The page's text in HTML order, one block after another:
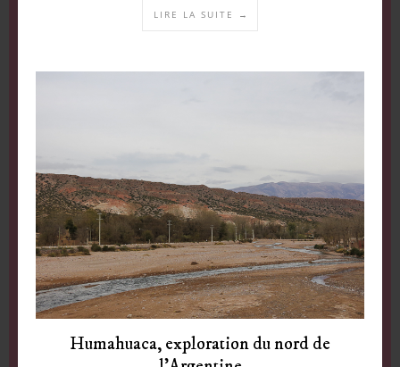
LIRE LA SUITE →
Humahuaca, exploration du nord de